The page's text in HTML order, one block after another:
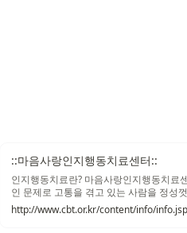
::마음사랑인지행동치료센터::
인지행동치료란? 마음사랑인지행동치
인 문제로 고통을 겪고 있는 사람을 정성
인 삶을 살아갈 수 있도록 안내하는 전문
now)를 강조하는 목표지향적이고 해결중
http://www.cbt.or.kr/content/info/info.jsp